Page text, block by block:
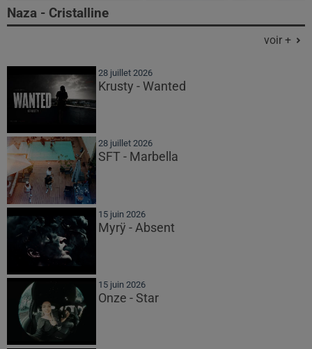
Naza - Cristalline
voir +
28 juillet 2026
Krusty - Wanted
28 juillet 2026
SFT - Marbella
15 juin 2026
Myrÿ - Absent
15 juin 2026
Onze - Star